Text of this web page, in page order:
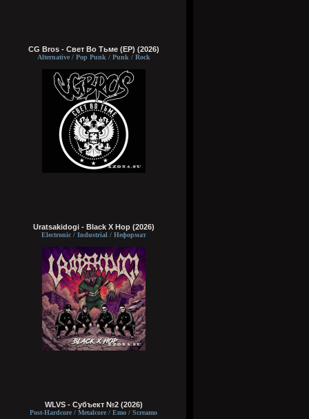
CG Bros - Свет Во Тьме (EP) (2026)
Alternative / Pop Punk / Punk / Rock
Uratsakidogi - Black X Hop (2026)
Electronic / Industrial / Неформат
WLVS - Субъект №2 (2026)
Post-Hardcore / Metalcore / Emo / Screamo